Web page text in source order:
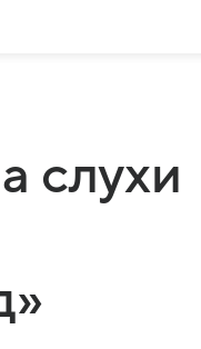
слухи